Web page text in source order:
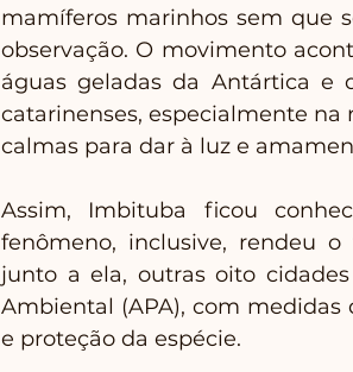
mamíferos marinhos sem que
observação. O movimento
águas geladas da Antártica e
catarinenses, especialmente
calmas para dar à luz e
Assim, Imbituba ficou
fenômeno, inclusive, rendeu
junto a ela, outras oito
Ambiental (APA), com medidas
e proteção da espécie.